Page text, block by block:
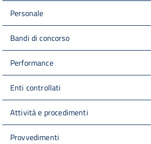
Personale
Bandi di concorso
Performance
Enti controllati
Attività e procedimenti
Provvedimenti